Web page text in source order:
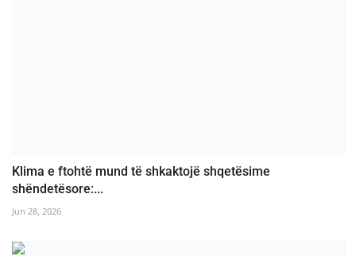
Klima e ftohtë mund të shkaktojë shqetësime
shëndetësore:...
Jun 28, 2026